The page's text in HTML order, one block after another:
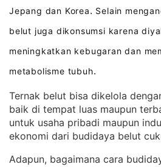
Jepang dan Korea. Selain
belut juga dikonsumsi karena
meningkatkan kebugaran dan
metabolisme tubuh.
Ternak belut bisa dikelola
baik di tempat luas maupun
untuk usaha pribadi maupun
ekonomi dari budidaya belut
Adapun, bagaimana cara